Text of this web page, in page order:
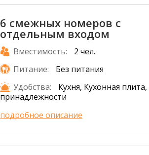
6 смежных номеров с
отдельным входом
Вместимость:
2 чел.
Питание:
Без питания
Удобства:
Кухня, Кухонная
принадлежности
подробное описание